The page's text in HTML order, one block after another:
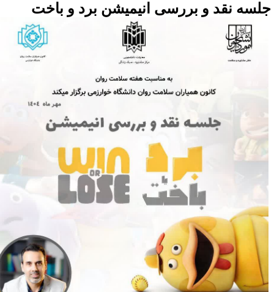
نقد و بررسی انیمیشن برد و باخت